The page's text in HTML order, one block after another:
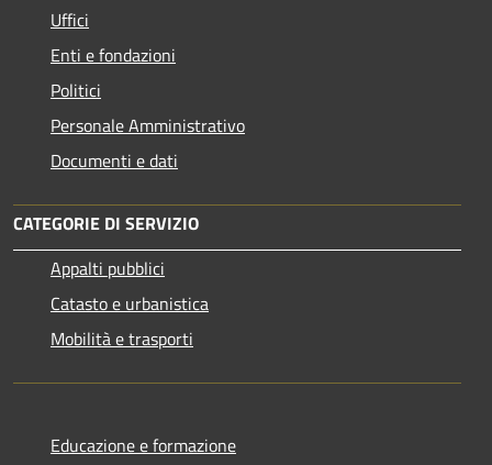
Uffici
Enti e fondazioni
Politici
Personale Amministrativo
Documenti e dati
CATEGORIE DI SERVIZIO
Appalti pubblici
Catasto e urbanistica
Mobilità e trasporti
Educazione e formazione